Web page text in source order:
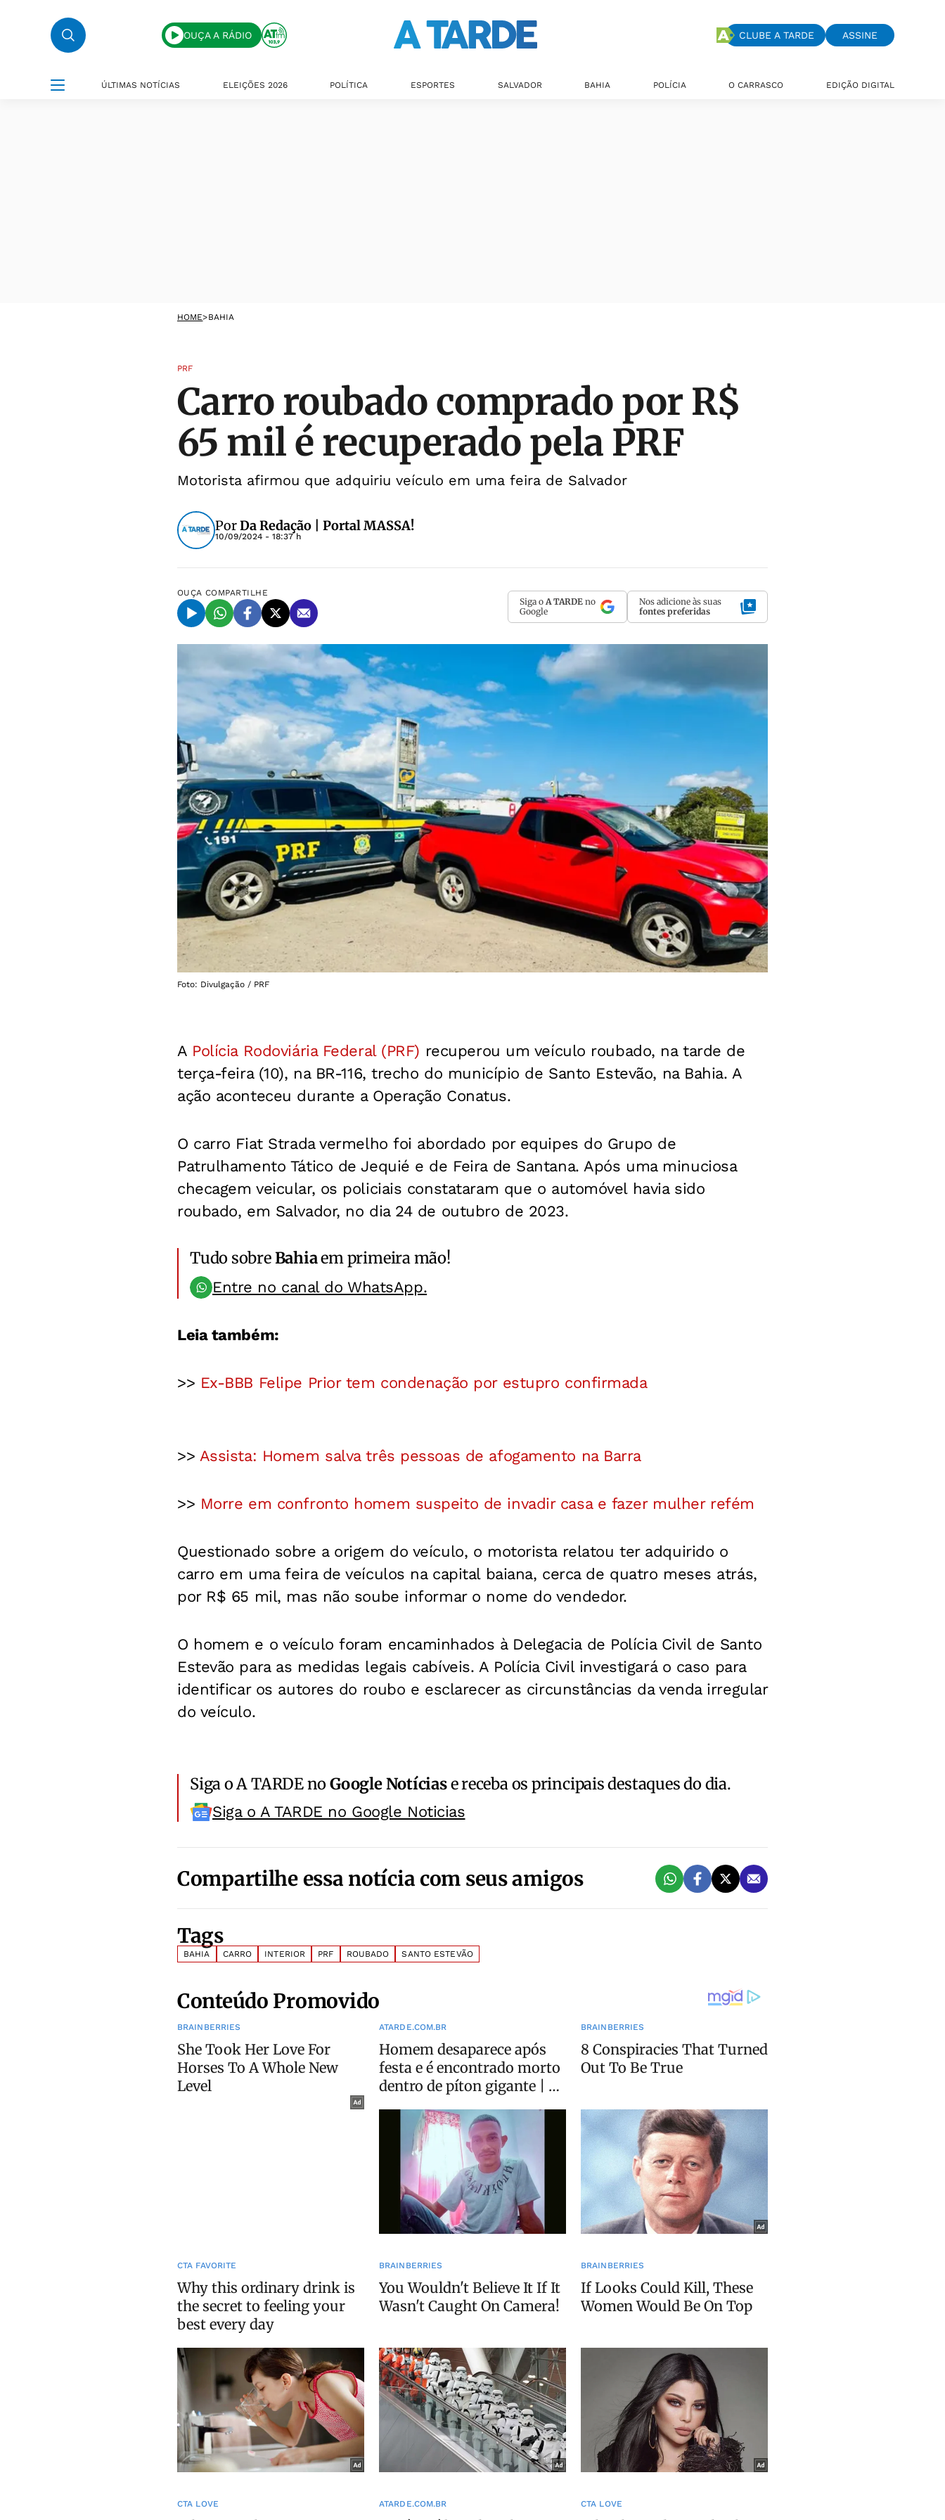
OUÇA A RÁDIO CLUBE A TARDE ASSINE
ÚLTIMAS NOTÍCIAS ELEIÇÕES 2026 POLÍTICA ESPORTES SALVADOR BAHIA POLÍCIA O CARRASCO EDIÇÃO DIGITAL
HOME>BAHIA
PRF
Carro roubado comprado por R$
65 mil é recuperado pela PRF
Motorista afirmou que adquiriu veículo em uma feira de Salvador
PorDa Redação | Portal MASSA!
10/09/2024 - 18:37 h
OUÇA COMPARTILHE
Siga o A TARDE no
Google
Nos adicione às suas
fontes preferidas
Foto: Divulgação / PRF
APolícia Rodoviária Federal (PRF) recuperou um veículo roubado, na tarde de
terça-feira (10), na BR-116, trecho do município de Santo Estevão, na Bahia. A
ação aconteceu durante a Operação Conatus.
O carro Fiat Strada vermelho foi abordado por equipes do Grupo de
Patrulhamento Tático de Jequié e de Feira de Santana. Após uma minuciosa
checagem veicular, os policiais constataram que o automóvel havia sido
roubado, em Salvador, no dia 24 de outubro de 2023.
Tudo sobreBahiaem primeira mão!
Entre no canal do WhatsApp.
Leia também:
>> Ex-BBB Felipe Prior tem condenação por estupro confirmada
>> Assista: Homem salva três pessoas de afogamento na Barra
>> Morre em confronto homem suspeito de invadir casa e fazer mulher refém
Questionado sobre a origem do veículo, o motorista relatou ter adquirido o
carro em uma feira de veículos na capital baiana, cerca de quatro meses atrás,
por R$ 65 mil, mas não soube informar o nome do vendedor.
O homem e o veículo foram encaminhados à Delegacia de Polícia Civil de Santo
Estevão para as medidas legais cabíveis. A Polícia Civil investigará o caso para
identificar os autores do roubo e esclarecer as circunstâncias da venda irregular
do veículo.
Siga o A TARDE noGoogle Notíciase receba os principais destaques do dia.
Siga o A TARDE no Google Noticias
Compartilhe essa notícia com seus amigos
Tags
BAHIA CARRO INTERIOR PRF ROUBADO SANTO ESTEVÃO